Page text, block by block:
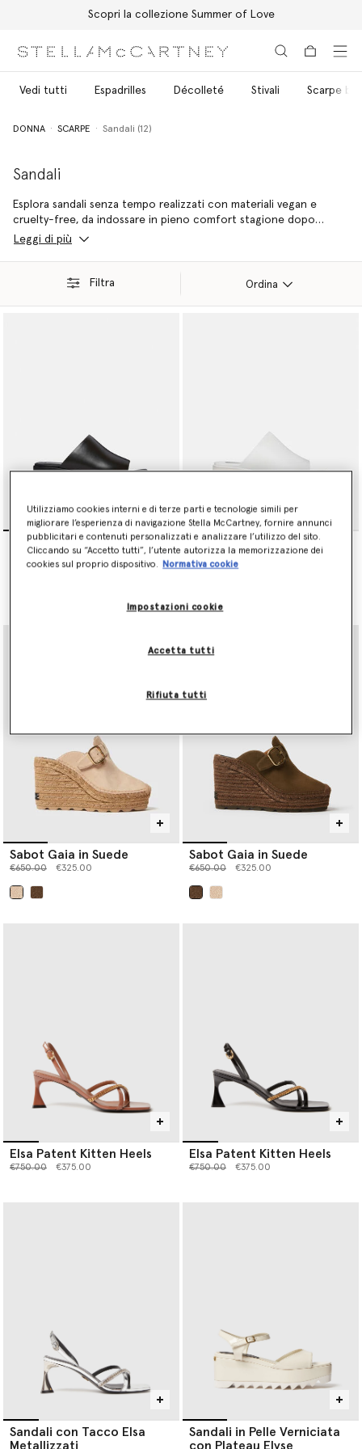
Scopri la collezione Summer of Love
Vedi tutti Espadrilles Décolleté Stivali Scarpe
DONNA SCARPE Sandali (12)
Sandali
Esplora sandali senza tempo realizzati con materiali vegan e
cruelty-free, da indossare in pieno comfort stagione dopo
stagione.
Leggi di più
Filtra Ordina
Sandali con Plateau
Sneak Elyse
€550.00
Sandali con Plateau
Sneak Elyse
€550.00
selezionato
Sabot Gaia in Suede
Prezzo ridotto da
€650.00a €325.00
Sabot Gaia in Suede
Prezzo ridotto da
€650.00a €325.00
Elsa Patent Kitten Heels
Prezzo ridotto da
€750.00a €375.00
Elsa Patent Kitten Heels
Prezzo ridotto da
€750.00a €375.00
Sandali con Tacco Elsa
Metallizzati
Sandali in Pelle Verniciata
con Plateau Elyse
Utilizziamo cookies interni e di terze parti e tecnologie simili per
migliorare l’esperienza di navigazione Stella McCartney, fornire annunci
pubblicitari e contenuti personalizzati e analizzare l’utilizzo del sito.
Cliccando su “Accetto tutti”, l’utente autorizza la memorizzazione dei
cookies sul proprio dispositivo.
Normativa cookie
Impostazioni cookie
Rifiuta tutti
Accetta tutti